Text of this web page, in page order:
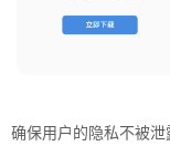
确保用户的隐私不被泄